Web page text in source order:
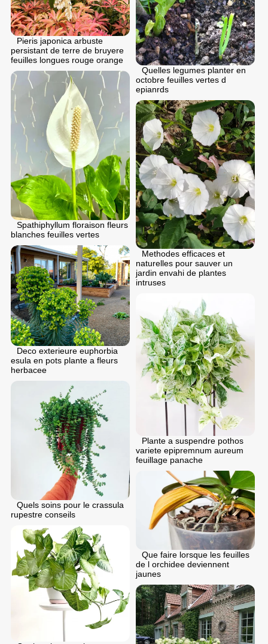
Pieris japonica arbuste
persistant de terre de bruyere
feuilles longues rouge orange
Quelles legumes planter en
octobre feuilles vertes d
epianrds
Spathiphyllum floraison fleurs
blanches feuilles vertes
Methodes efficaces et
naturelles pour sauver un
jardin envahi de plantes
intruses
Deco exterieure euphorbia
esula en pots plante a fleurs
herbacee
Plante a suspendre pothos
variete epipremnum aureum
feuillage panache
Quels soins pour le crassula
rupestre conseils
Que faire lorsque les feuilles
de l orchidee deviennent
jaunes